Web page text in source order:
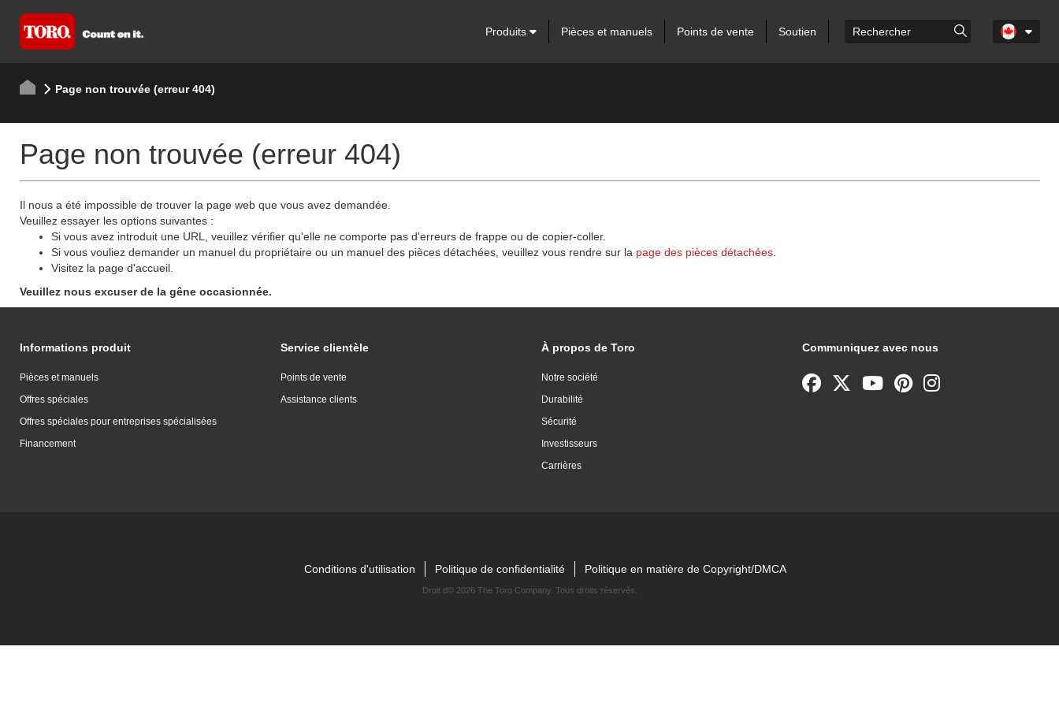
Produits Pièces et manuels Points de vente Soutien
Page non trouvée (erreur 404)
Page non trouvée (erreur 404)
Il nous a été impossible de trouver la page web que vous avez demandée.
Veuillez essayer les options suivantes :
Si vous avez introduit une URL, veuillez vérifier qu'elle ne comporte pas d'erreurs de frappe ou de copier-coller.
Si vous vouliez demander un manuel du propriétaire ou un manuel des pièces détachées, veuillez vous rendre sur la page des pièces détachées.
Visitez la page d'accueil.
Veuillez nous excuser de la gêne occasionnée.
Informations produit
Pièces et manuels
Offres spéciales
Offres spéciales pour entreprises spécialisées
Financement
Service clientèle
Points de vente
Assistance clients
À propos de Toro
Notre société
Durabilité
Sécurité
Investisseurs
Carrières
Communiquez avec nous
Conditions d'utilisation Politique de confidentialité Politique en matière de Copyright/DMCA
Droit d© 2026 The Toro Company. Tous droits réservés.